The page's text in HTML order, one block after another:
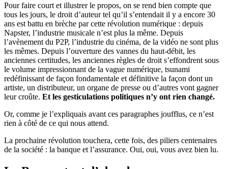
Pour faire court et illustrer le propos, on se rend bien compte que
tous les jours, le droit d’auteur tel qu’il s’entendait il y a encore 30
ans est battu en brèche par cette révolution numérique : depuis
Napster, l’industrie musicale n’est plus la même. Depuis
l’avènement du P2P, l’industrie du cinéma, de la vidéo ne sont plus
les mêmes. Depuis l’ouverture des vannes du haut-débit, les
anciennes certitudes, les anciennes règles de droit s’effondrent sous
le volume impressionnant de la vague numérique, tsunami
redéfinissant de façon fondamentale et définitive la façon dont un
artiste, un distributeur, un organe de presse ou d’autres vont gagner
leur croûte. Et les gesticulations politiques n’y ont rien changé.
Or, comme je l’expliquais avant ces paragraphes joufflus, ce n’est
rien à côté de ce qui nous attend.
La prochaine révolution touchera, cette fois, des piliers centenaires
de la société : la banque et l’assurance. Oui, oui, vous avez bien lu.